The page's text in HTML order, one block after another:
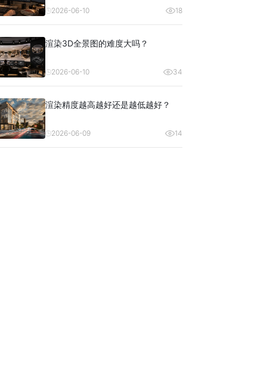
2026-06-10 18
渲染3D全景图的难度大吗？
2026-06-10 34
渲染精度越高越好还是越低越好？
2026-06-09 14